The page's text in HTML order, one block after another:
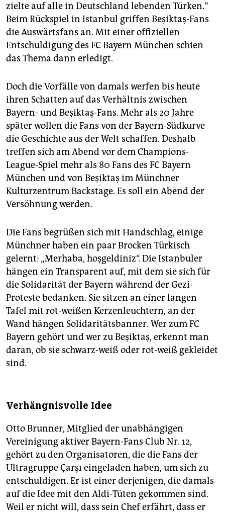
zielte auf alle in Deutschland lebenden Türken.“
Beim Rückspiel in Istanbul griffen Beşiktaş-Fans
die Auswärtsfans an. Mit einer offiziellen
Entschuldigung des FC Bayern München schien
das Thema dann erledigt.
Doch die Vorfälle von damals werfen bis heute
ihren Schatten auf das Verhältnis zwischen
Bayern- und Beşiktaş-Fans. Mehr als 20 Jahre
später wollen die Fans von der Bayern-Südkurve
die Geschichte aus der Welt schaffen. Deshalb
treffen sich am Abend vor dem Champions-
League-Spiel mehr als 80 Fans des FC Bayern
München und von Beşiktaş im Münchner
Kulturzentrum Backstage. Es soll ein Abend der
Versöhnung werden.
Die Fans begrüßen sich mit Handschlag, einige
Münchner haben ein paar Brocken Türkisch
gelernt: „Merhaba, hoşgeldiniz“. Die Istanbuler
hängen ein Transparent auf, mit dem sie sich für
die Solidarität der Bayern während der Gezi-
Proteste bedanken. Sie sitzen an einer langen
Tafel mit rot-weißen Kerzenleuchtern, an der
Wand hängen Solidaritätsbanner. Wer zum FC
Bayern gehört und wer zu Beşiktaş, erkennt man
daran, ob sie schwarz-weiß oder rot-weiß gekleidet
sind.
Verhängnisvolle Idee
Otto Brunner, Mitglied der unabhängigen
Vereinigung aktiver Bayern-Fans Club Nr. 12,
gehört zu den Organisatoren, die die Fans der
Ultragruppe Çarşı eingeladen haben, um sich zu
entschuldigen. Er ist einer derjenigen, die damals
auf die Idee mit den Aldi-Tüten gekommen sind.
Weil er nicht will, dass sein Chef erfährt, dass er